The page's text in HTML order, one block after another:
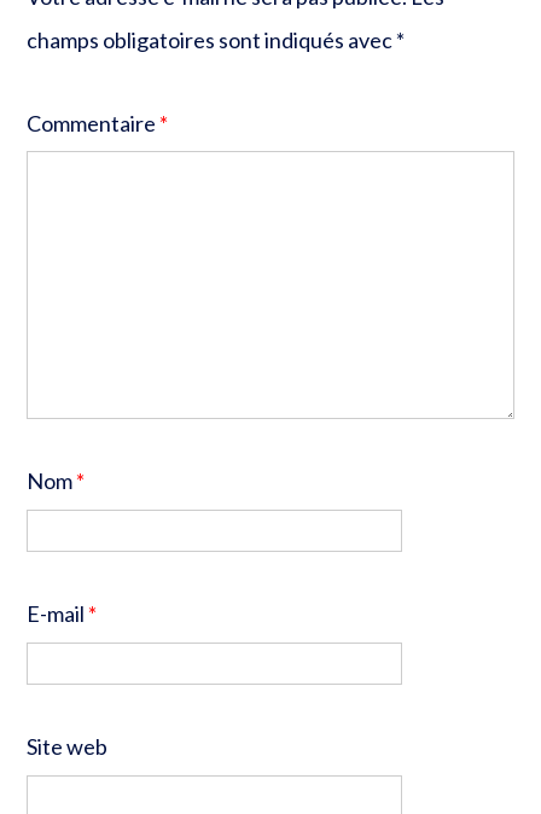
champs obligatoires sont indiqués avec*
Commentaire *
Nom*
E-mail *
Site web